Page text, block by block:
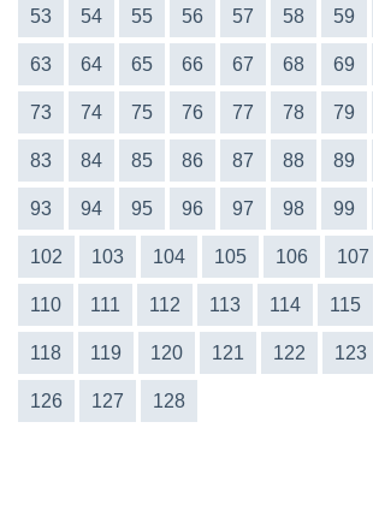
53 54 55 56 57 58 59
63 64 65 66 67 68 69
73 74 75 76 77 78 79
83 84 85 86 87 88 89
93 94 95 96 97 98 99
102 103 104 105 106 107
110 111 112 113 114 115
118 119 120 121 122 123
126 127 128